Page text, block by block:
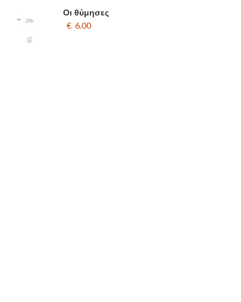
Οι θύμησες
€ 6.00